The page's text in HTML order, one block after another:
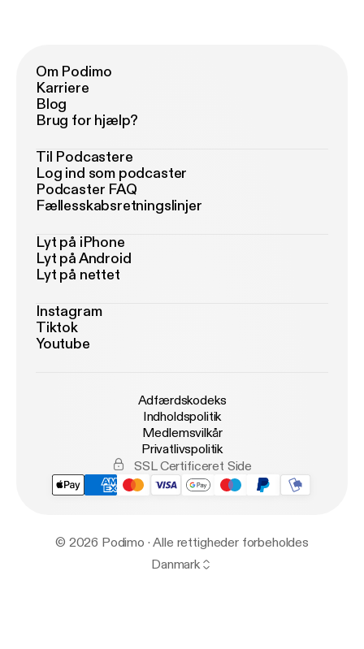
Om Podimo
Karriere
Blog
Brug for hjælp?
Til Podcastere
Log ind som podcaster
Podcaster FAQ
Fællesskabsretningslinjer
Lyt på iPhone
Lyt på Android
Lyt på nettet
Instagram
Tiktok
Youtube
Adfærdskodeks
Indholdspolitik
Medlemsvilkår
Privatlivspolitik
SSL Certificeret Side
© 2026 Podimo · Alle rettigheder forbeholdes
Danmark